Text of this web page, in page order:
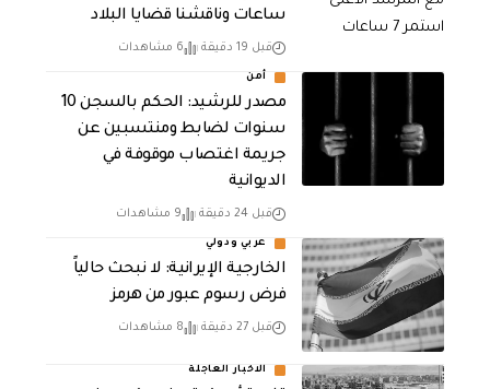
ساعات وناقشنا قضايا البلاد
قبل 19 دقيقة 6 مشاهدات
أمن
مصدر للرشيد: الحكم بالسجن 10
سنوات لضابط ومنتسبين عن
جريمة اغتصاب موقوفة في
الديوانية
قبل 24 دقيقة 9 مشاهدات
عربي ودولي
الخارجية الإيرانية: لا نبحث حالياً
فرض رسوم عبور من هرمز
قبل 27 دقيقة 8 مشاهدات
الاخبار العاجلة